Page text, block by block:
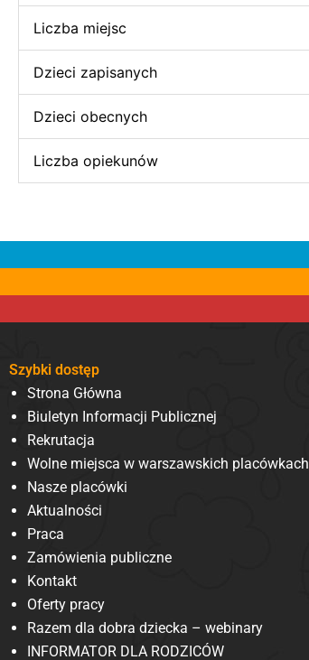
Liczba miejsc
Dzieci zapisanych
Dzieci obecnych
Liczba opiekunów
Szybki dostęp
Strona Główna
Biuletyn Informacji Publicznej
Rekrutacja
Wolne miejsca w warszawskich placówkach
Nasze placówki
Aktualności
Praca
Zamówienia publiczne
Kontakt
Oferty pracy
Razem dla dobra dziecka – webinary
INFORMATOR DLA RODZICÓW